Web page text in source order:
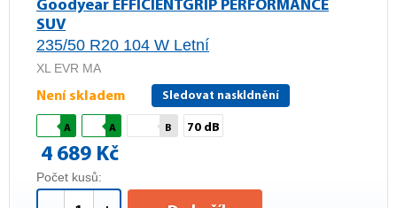
Goodyear EFFICIENTGRIP PERFORMANCE
SUV
235/50 R20 104 W Letní
XL EVR MA
Není skladem Sledovat naskldnění
A A B 70 dB
4 689 Kč
Počet kusů: